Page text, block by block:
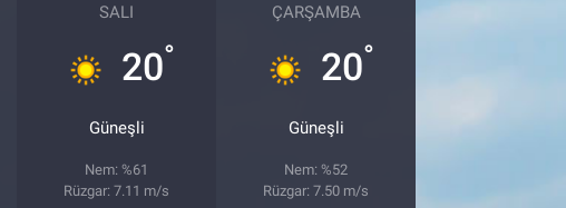
SALI
20°
Güneşli
Nem: %61
Rüzgar: 7.11 m/s
ÇARŞAMBA
20°
Güneşli
Nem: %52
Rüzgar: 7.50 m/s